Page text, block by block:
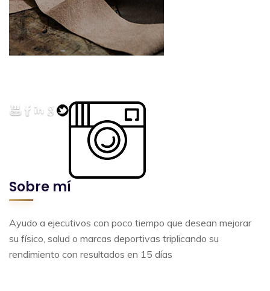
Sobre mí
Ayudo a ejecutivos con poco tiempo que desean mejorar
su físico, salud o marcas deportivas triplicando su
rendimiento con resultados en 15 días